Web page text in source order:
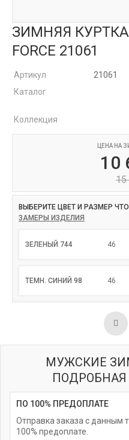
ЗИМНЯЯ
FORCE 21061
Артикул
21061
Каталог
Коллекция
ЦЕНА НА
10
15
ВЫБЕРИТЕ ЦВЕТ И РАЗМЕР
ЗАМЕРЫ ИЗДЕЛИЯ
ЗЕЛЕНЫЙ 744 46
ТЕМН. СИНИЙ 98 46
МУЖСКИЕ
ПО 100% ПРЕДОПЛАТЕ
Отправка заказа с данным
100% предоплате.